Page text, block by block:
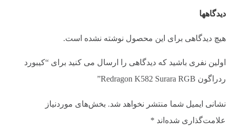
نوع صفحه کلید فول سایز ( Full Size ) | 100%
نوع سوئیچ ها
دیدگاهها
هیچ دیدگاهی برای این محصول نوشته نشده است.
اولین نفری باشید که دیدگاهی را ارسال می کنید برای “کیبورد
ردراگون Redragon K582 Surara RGB”
نشانی ایمیل شما منتشر نخواهد شد. بخش‌های موردنیاز
علامت‌گذاری شده‌اند *